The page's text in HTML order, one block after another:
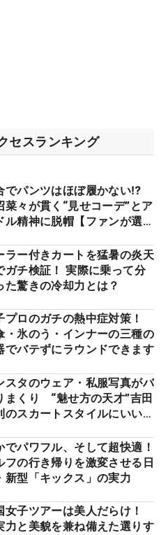
セスランキング
でパンツはほぼ履かない⁉
菜々が貫く“見せコーデ”とア
ル精神に脱帽【ファンが選ぶ
ラー付きカートを猛暑の炎天
ガチ検証！ 実際に乗って分
た驚きの冷却力とは？
プロのガチの熱中症対策！
・氷のう・インナーの三種の
でバテずにラウンドできます
スタのウェア・私服写真がバ
まくり “魅せ方の天才”吉田
のスカートスタイルにいい
でパワフル、そして超快適！
フの行き帰りを激変させる日
新型「キックス」の実力
女子ツアーは美人だらけ！
力と美貌を兼ね備えた選りす